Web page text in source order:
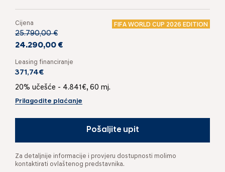
Cijena FIFA WORLD CUP 2026 EDITION
25.790,00 €
24.290,00 €
Leasing financiranje
371,74€
20% učešće - 4.841€, 60 mj.
Prilagodite plaćanje
Pošaljite upit
Za detaljnije informacije i provjeru dostupnosti molimo
kontaktirati ovlaštenog predstavnika.